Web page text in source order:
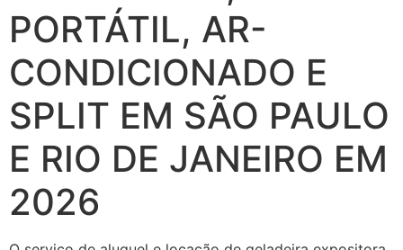
PORTÁTIL, AR-
CONDICIONADO E
SPLIT EM SÃO PAULO
E RIO DE JANEIRO EM
2026